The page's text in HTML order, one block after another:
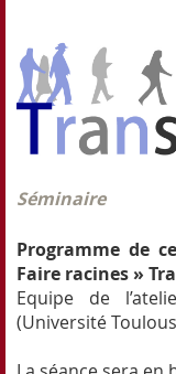
Séminaire
Programme de
Faire racines »
Equipe de
(Université